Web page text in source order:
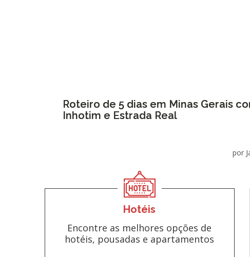
Roteiro de 5 dias em Minas Gerais
Inhotim e Estrada Real
por
Hotéis
Encontre as melhores opções de
hotéis, pousadas e apartamentos